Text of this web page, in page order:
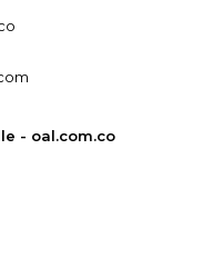
- oal.com.co